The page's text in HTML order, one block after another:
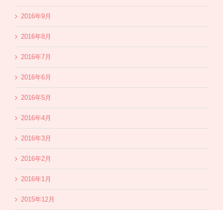
2016年9月
2016年8月
2016年7月
2016年6月
2016年5月
2016年4月
2016年3月
2016年2月
2016年1月
2015年12月